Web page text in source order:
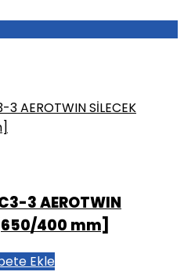
3 AEROTWIN
400 mm]
Ekle